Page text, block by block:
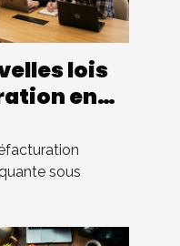
lois
en
sous